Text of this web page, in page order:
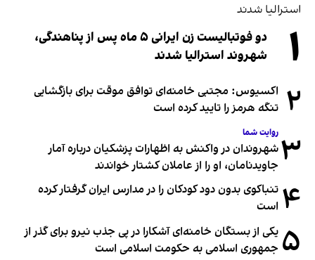
۱
دو فوتبالیست زن ایرانی ۵ ماه پس از پناهندگی،
شهروند استرالیا شدند
۲ اکسیوس: مجتبی خامنه‌ای توافق موقت برای بازگشایی
تنگه هرمز را تایید کرده است
۳ روایت شما
شهروندان در واکنش به اظهارات پزشکیان درباره آمار
جاویدنامان، او را از عاملان کشتار خواندند
۴ تنباکوی بدون دود کودکان را در مدارس ایران گرفتار کرده
است
۵ یکی از بستگان خامنه‌ای آشکارا در پی جذب نیرو برای گذر از
جمهوری اسلامی به حکومت اسلامی است